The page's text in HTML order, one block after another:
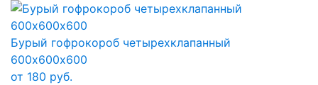
Бурый гофрокороб четырехклапанный
600х600х600
от 180 руб.